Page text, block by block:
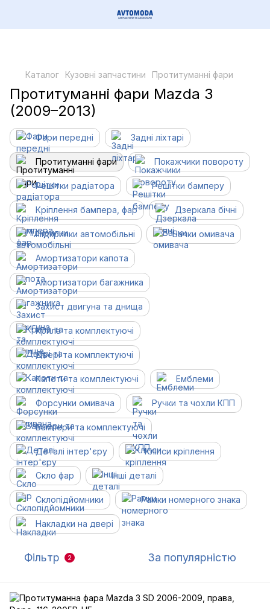
Каталог Кузовні запчастини Протитуманні фари
Протитуманні фари Mazda 3
(2009–2013)
Фари передні Задні ліхтарі
Протитуманні фари Покажчики повороту
Решітки радіатора Решітки бамперу
Кріплення бампера, фар Дзеркала бічні
Підкрилки автомобільні Бачки омивача
Амортизатори капота
Амортизатори багажника
Захист двигуна та днища
Крила та комплектуючі
Двері та комплектуючі
Капоти та комплектуючі Емблеми
Форсунки омивача Ручки та чохли КПП
Бампери та комплектуючі
Деталі інтер'єру Кліпси кріплення
Скло фар Інші деталі
Склопідйомники Рамки номерного знака
Накладки на двері
Фільтр 2 За популярністю